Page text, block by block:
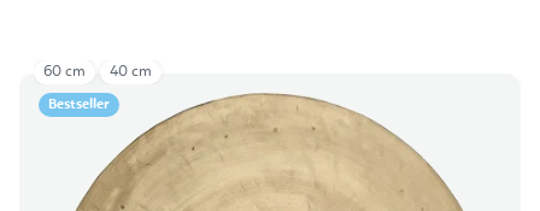
Bestseller
60 cm 40 cm